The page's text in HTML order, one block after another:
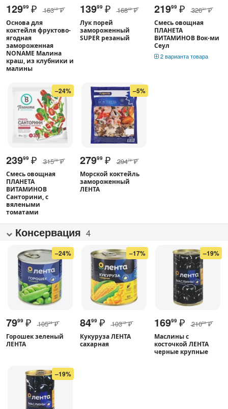
12999 ₽ 16319 ₽
Основа для
коктейля фруктово-
ягодная
замороженная
NONAME Малина
краш, из клубники и
малины
13999 ₽ 16849 ₽
Лук порей
замороженный
SUPER резаный
21999 ₽ 32631 ₽
Смесь овощная
ПЛАНЕТА
ВИТАМИНОВ Вок-ми
Сеул
2 варианта товара
–24%
23999 ₽ 31578 ₽
Смесь овощная
ПЛАНЕТА
ВИТАМИНОВ
Санторини, с
вялеными
томатами
–5%
27999 ₽ 29479 ₽
Морской коктейль
замороженный
ЛЕНТА
Консервация 4
–24%
7999 ₽ 10529 ₽
Горошек зеленый
ЛЕНТА
–17%
8499 ₽ 10319 ₽
Кукуруза ЛЕНТА
сахарная
–19%
16999 ₽ 21059 ₽
Маслины с
косточкой ЛЕНТА
черные крупные
–19%